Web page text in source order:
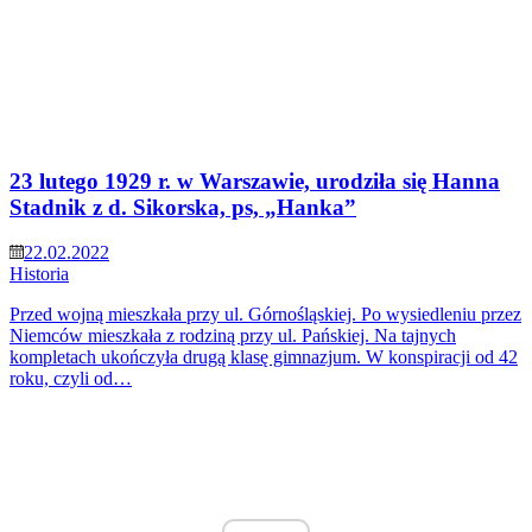
23 lutego 1929 r. w Warszawie, urodziła się Hanna
Stadnik z d. Sikorska, ps, „Hanka”
22.02.2022
Historia
Przed wojną mieszkała przy ul. Górnośląskiej. Po wysiedleniu przez
Niemców mieszkała z rodziną przy ul. Pańskiej. Na tajnych
kompletach ukończyła drugą klasę gimnazjum. W konspiracji od 42
roku, czyli od…